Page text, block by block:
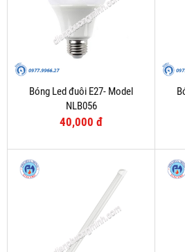
Bóng Led đuôi E27- Model
NLB056
40,000 đ